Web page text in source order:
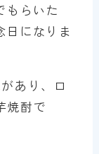
もらいた
日になりま
あり、ロ
焼酎で